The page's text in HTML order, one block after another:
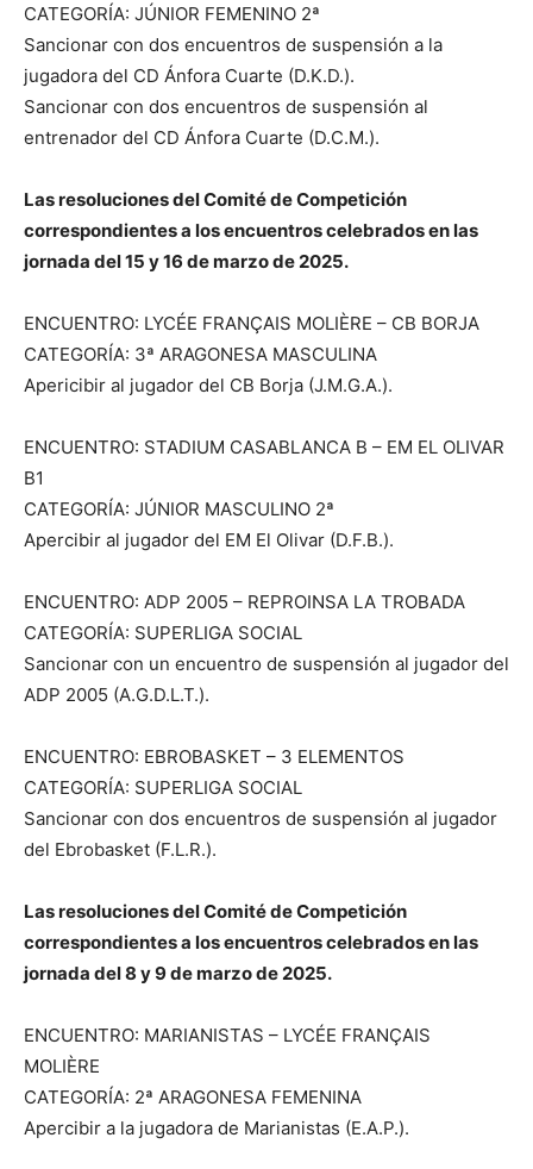
CATEGORÍA: JÚNIOR FEMENINO 2ª
Sancionar con dos encuentros de suspensión a la
jugadora del CD Ánfora Cuarte (D.K.D.).
Sancionar con dos encuentros de suspensión al
entrenador del CD Ánfora Cuarte (D.C.M.).
Las resoluciones del Comité de Competición
correspondientes a los encuentros celebrados en las
jornada del 15 y 16 de marzo de 2025.
ENCUENTRO: LYCÉE FRANÇAIS MOLIÈRE – CB BORJA
CATEGORÍA: 3ª ARAGONESA MASCULINA
Apericibir al jugador del CB Borja (J.M.G.A.).
ENCUENTRO: STADIUM CASABLANCA B – EM EL OLIVAR
B1
CATEGORÍA: JÚNIOR MASCULINO 2ª
Apercibir al jugador del EM El Olivar (D.F.B.).
ENCUENTRO: ADP 2005 – REPROINSA LA TROBADA
CATEGORÍA: SUPERLIGA SOCIAL
Sancionar con un encuentro de suspensión al jugador del
ADP 2005 (A.G.D.L.T.).
ENCUENTRO: EBROBASKET – 3 ELEMENTOS
CATEGORÍA: SUPERLIGA SOCIAL
Sancionar con dos encuentros de suspensión al jugador
del Ebrobasket (F.L.R.).
Las resoluciones del Comité de Competición
correspondientes a los encuentros celebrados en las
jornada del 8 y 9 de marzo de 2025.
ENCUENTRO: MARIANISTAS – LYCÉE FRANÇAIS
MOLIÈRE
CATEGORÍA: 2ª ARAGONESA FEMENINA
Apercibir a la jugadora de Marianistas (E.A.P.).